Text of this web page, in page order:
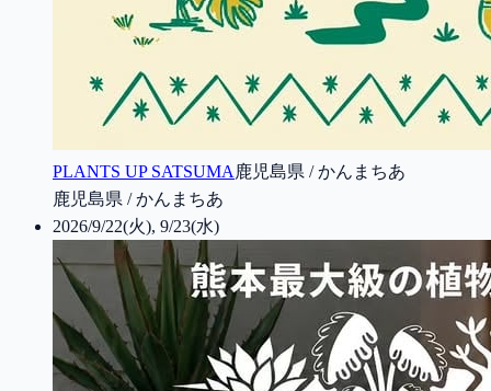
PLANTS UP SATSUMA 鹿児島県 / かんまちあ
鹿児島県 / かんまちあ
2026/9/22(火), 9/23(水)